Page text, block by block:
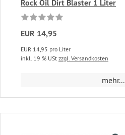
Rock Oil Dirt Blaster 1 Liter
EUR 14,95
EUR 14,95 pro Liter
inkl. 19 % USt zzgl. Versandkosten
mehr...